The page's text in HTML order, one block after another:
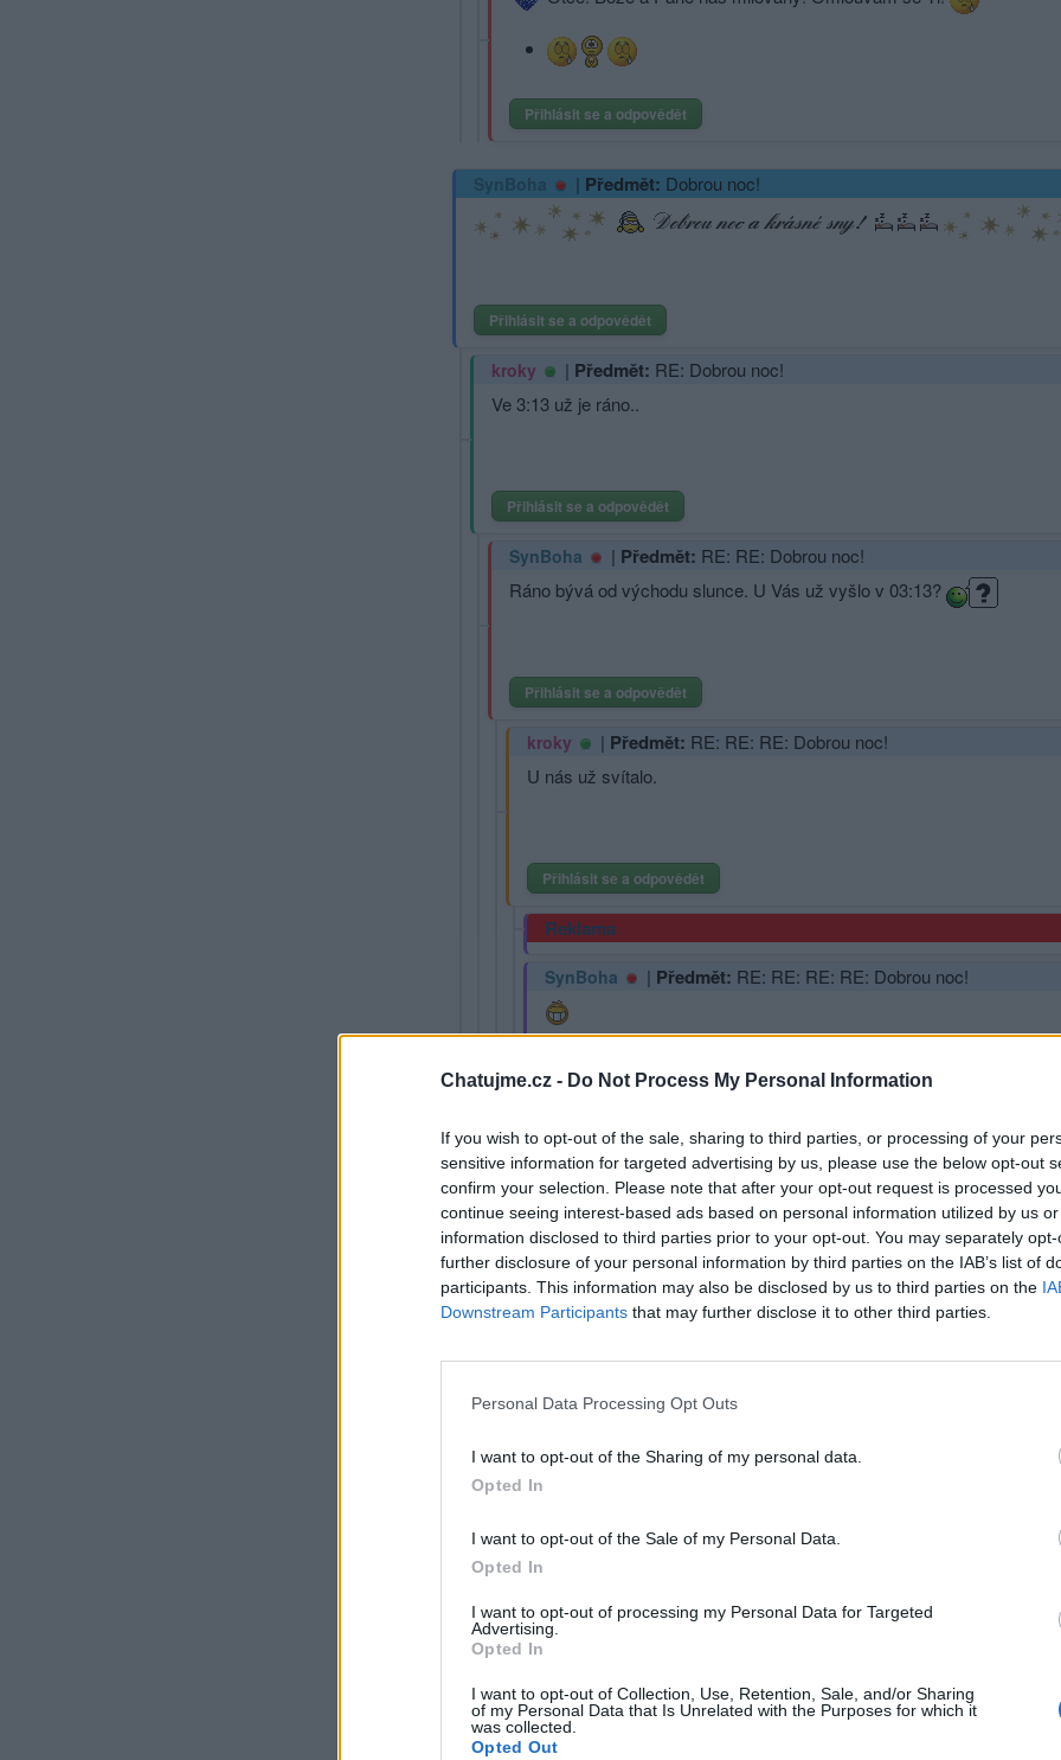
Chatujme.cz - Do Not Process My Personal Information
If you wish to opt-out of the sale, sharing to third parties, or processing of your
sensitive information for targeted advertising by us, please use the below opt-out
confirm your selection. Please note that after your opt-out request is processed
continue seeing interest-based ads based on personal information utilized by us
information disclosed to third parties prior to your opt-out. You may separately
further disclosure of your personal information by third parties on the IAB’s list of
participants. This information may also be disclosed by us to third parties on the
Downstream Participants that may further disclose it to other third parties.
Personal Data Processing Opt Outs
I want to opt-out of the Sharing of my personal data.
Opted In
I want to opt-out of the Sale of my Personal Data.
Opted In
I want to opt-out of processing my Personal Data for Targeted
Advertising.
Opted In
I want to opt-out of Collection, Use, Retention, Sale, and/or Sharing
of my Personal Data that Is Unrelated with the Purposes for which it
was collected.
Opted Out
Přihlásit se a odpovědět
SynBoha | Předmět: Dobrou noc!
Přihlásit se a odpovědět
kroky | Předmět: RE: Dobrou noc!
Ve 3:13 už je ráno..
Přihlásit se a odpovědět
SynBoha | Předmět: RE: RE: Dobrou noc!
Ráno bývá od východu slunce. U Vás už vyšlo v 03:13?
Přihlásit se a odpovědět
kroky | Předmět: RE: RE: RE: Dobrou noc!
U nás už svítalo.
Přihlásit se a odpovědět
Reklama
SynBoha | Předmět: RE: RE: RE: RE: Dobrou noc!
Reklama
SynBoha |Předmět:Bůh je Otcem nás všech!
Bůh je nebeským Otcem nás všech.
kroky |Předmět: RE: Bůh je Otcem nás všech!
„Jeruzaléme, Jeruzaléme, který zabíjíš proroky a kamenuješ ty, kdo byli
shromáždit tvé děti, tak jako kvočna shromažďuje kuřátka pod svá křídla,
Přihlásit se a odpovědět
SynBoha